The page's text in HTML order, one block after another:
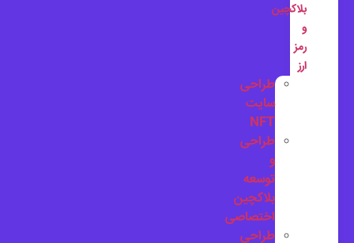
بلاکچین
رمز
ارز
طراحی
سایت
NFT
طراحی
توسعه
بلاکچین
اختصاصی
طراحی